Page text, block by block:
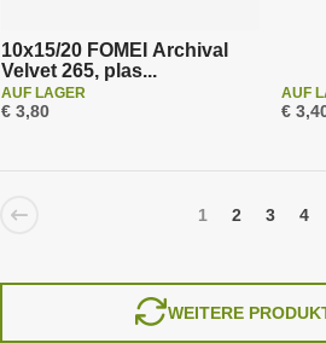
10x15/20 FOMEI Archival
Velvet 265, plas...
€ 3,80
AUF LAGER
€
AUF
WEITERE
1 2 3 4